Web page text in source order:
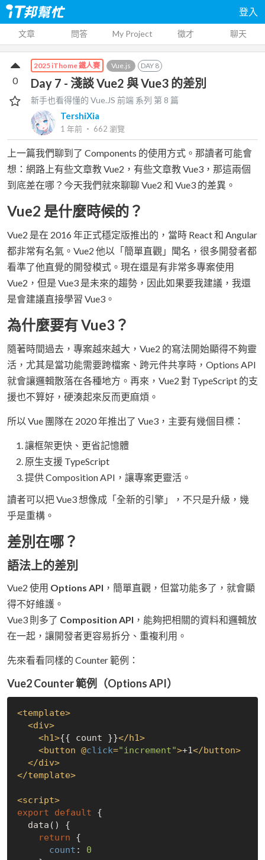
登入
文章 問答 My Project 徵才 聊天
2025 iThome 鐵人賽 Vue.js DAY 8
Day 7 - 淺談 Vue2 與 Vue3 的差別
新手也看得懂的 Vue.JS 前端 系列 第 8 篇
TershiXia
1 年前 ‧ 662 瀏覽
0
上一篇我們聊到了 Components 的使用方式。那讀者可能會
想：網路上有些文章教 Vue2，有些文章教 Vue3，那這兩個
到底差在哪？今天我們就來聊聊 Vue2 和 Vue3 的差異。
Vue2 是什麼時候的？
Vue2 是在 2016 年正式穩定版推出的，當時 React 和 Angular
都非常有名氣。Vue2 他以「簡單直觀」聞名，很多開發者都
看準了他直覺的開發模式。現在還是有非常多專案使用
Vue2，但是 Vue3 是未來的趨勢，因此如果要我建議，我還
是會建議直接學習 Vue3。
為什麼要有 Vue3？
隨著時間過去，專案越來越大，Vue2 的寫法開始顯得不夠靈
活，尤其是當功能需要跨檔案、跨元件共享時，Options API
就會讓邏輯散落在各種地方。再來，Vue2 對 TypeScript 的支
援也不算好，硬湊起來反而更麻煩。
所以 Vue 團隊在 2020 年推出了 Vue3，主要有幾個目標：
讓框架更快、更省記憶體
原生支援 TypeScript
提供 Composition API，讓專案更靈活。
讀者可以把 Vue3 想像成「全新的引擎」，不只是升級，幾
乎是重構。
差別在哪？
語法上的差別
Vue2 使用 Options API ，簡單直觀，但當功能多了，就會顯
得不好維護。
Vue3 則多了 Composition API ，能夠把相關的資料和邏輯放
在一起，讓開發者更容易拆分、重複利用。
先來看看同樣的 Counter 範例：
Vue2 Counter 範例（Options API）
<template>
<div>
<h1>{{ count }}</h1>
<button @click="increment">+1</button>
</div>
</template>
<script>
export
default {
return {
count : 0